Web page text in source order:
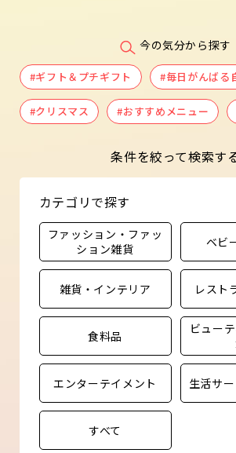
今の気分から探す
#ギフト＆プチギフト #毎日がんばる
#クリスマス #おすすめメニュー
条件を絞って検索す
カテゴリで探す
ファッション・ファッ
ション雑貨
ベビ
雑貨・インテリア レスト
食料品
ビュー
エンターテイメント 生活サ
すべて